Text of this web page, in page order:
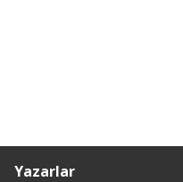
Yazarlar